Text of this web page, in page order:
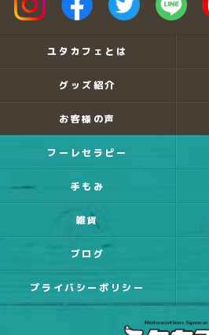
ユタカフェとは
グッズ紹介
お客様の声
フーレセラピー
手もみ
雑貨
ブログ
プライバシーポリシー